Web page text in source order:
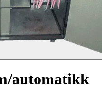
automatikk